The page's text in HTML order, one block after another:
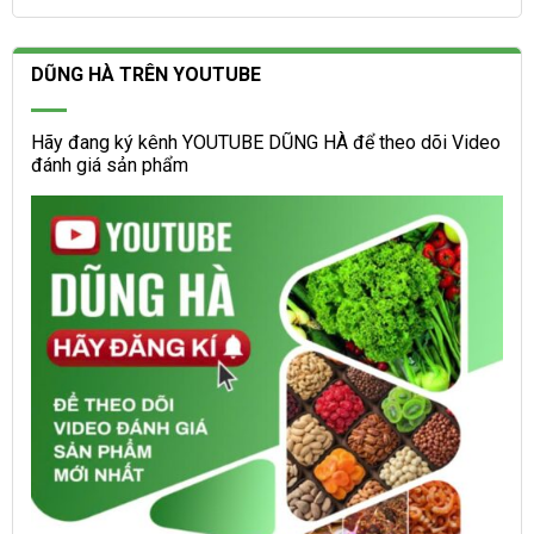
DŨNG HÀ TRÊN YOUTUBE
Hãy đang ký kênh YOUTUBE DŨNG HÀ để theo dõi Video
đánh giá sản phẩm